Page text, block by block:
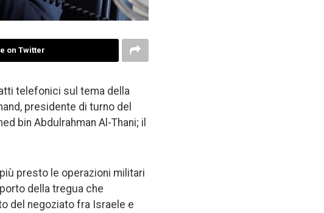
on Twitter
telefonici sul tema della
presidente di turno del
bin Abdulrahman Al-Thani; il
presto le operazioni militari
della tregua che
del negoziato fra Israele e